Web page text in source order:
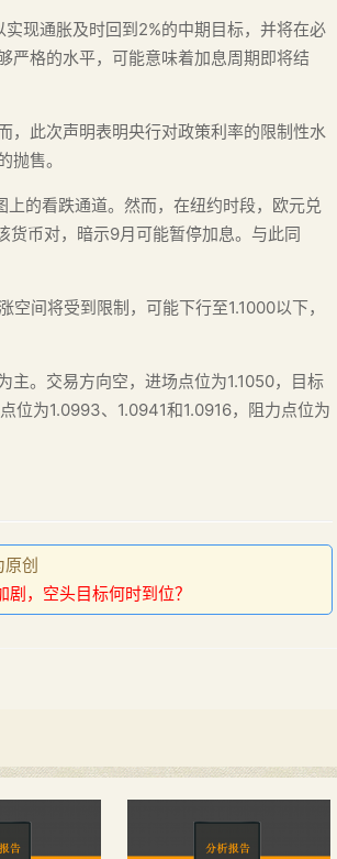
现通胀及时回到2%的中期目标，并将在必
严格的水平，可能意味着加息周期即将结
，此次声明表明央行对政策利率的限制性水
售。
上的看跌通道。然而，在纽约时段，欧元兑
货币对，暗示9月可能暂停加息。与此同
间将受到限制，可能下行至1.1000以下，
主。交易方向空，进场点位为1.1050，目标
位为1.0993、1.0941和1.0916，阻力点位为
原创
，空头目标何时到位？